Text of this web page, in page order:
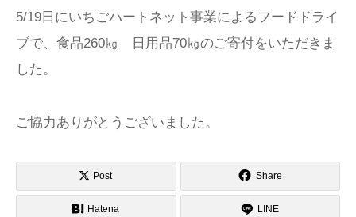
5/19日にいちごハートネット事業によるフードドライ
ブで、食品260㎏ 日用品70㎏のご寄付をいただきま
した。
ご協力ありがとうございました。
Post Share
Hatena LINE